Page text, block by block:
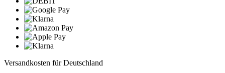
Versandkosten für Deutschland